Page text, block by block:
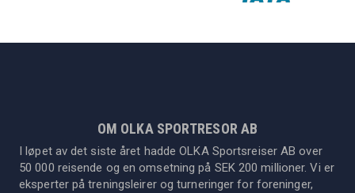
OM OLKA SPORTRESOR AB
I løpet av det siste året hadde OLKA Sportsreiser AB over
50 000 reisende og en omsetning på SEK 200 millioner. Vi er
eksperter på treningsleirer og turneringer for foreninger,